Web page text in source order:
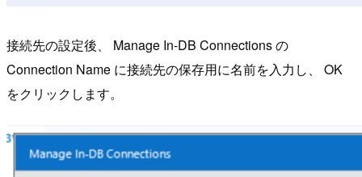
接続先の設定後、 Manage In-DB Connections の
Connection Name に接続先の保存用に名前を入力し、 OK
をクリックします。